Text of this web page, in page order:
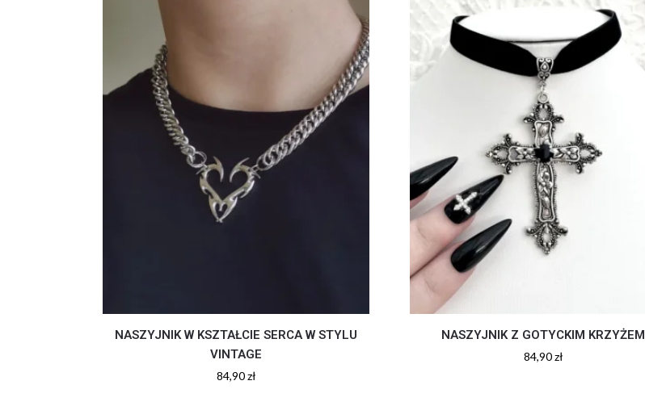
NASZYJNIK W KSZTAŁCIE SERCA W STYLU
VINTAGE
84,90zł
NASZYJNIK Z GOTYCKIM KRZYŻEM
84,90zł